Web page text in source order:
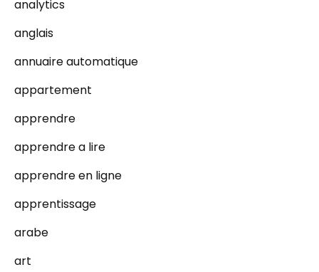
analytics
anglais
annuaire automatique
appartement
apprendre
apprendre a lire
apprendre en ligne
apprentissage
arabe
art